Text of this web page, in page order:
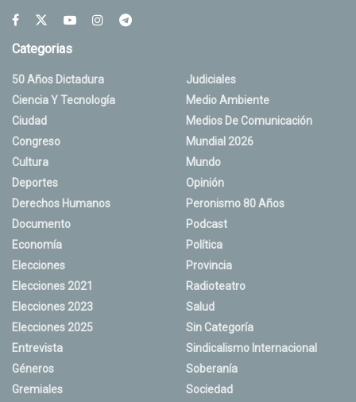
Categorias
50 Años Dictadura
Ciencia Y Tecnología
Ciudad
Congreso
Cultura
Deportes
Derechos Humanos
Documento
Economía
Elecciones
Elecciones 2021
Elecciones 2023
Elecciones 2025
Entrevista
Géneros
Gremiales
Judiciales
Medio Ambiente
Medios De Comunicación
Mundial 2026
Mundo
Opinión
Peronismo 80 Años
Podcast
Política
Provincia
Radioteatro
Salud
Sin Categoría
Sindicalismo Internacional
Soberanía
Sociedad